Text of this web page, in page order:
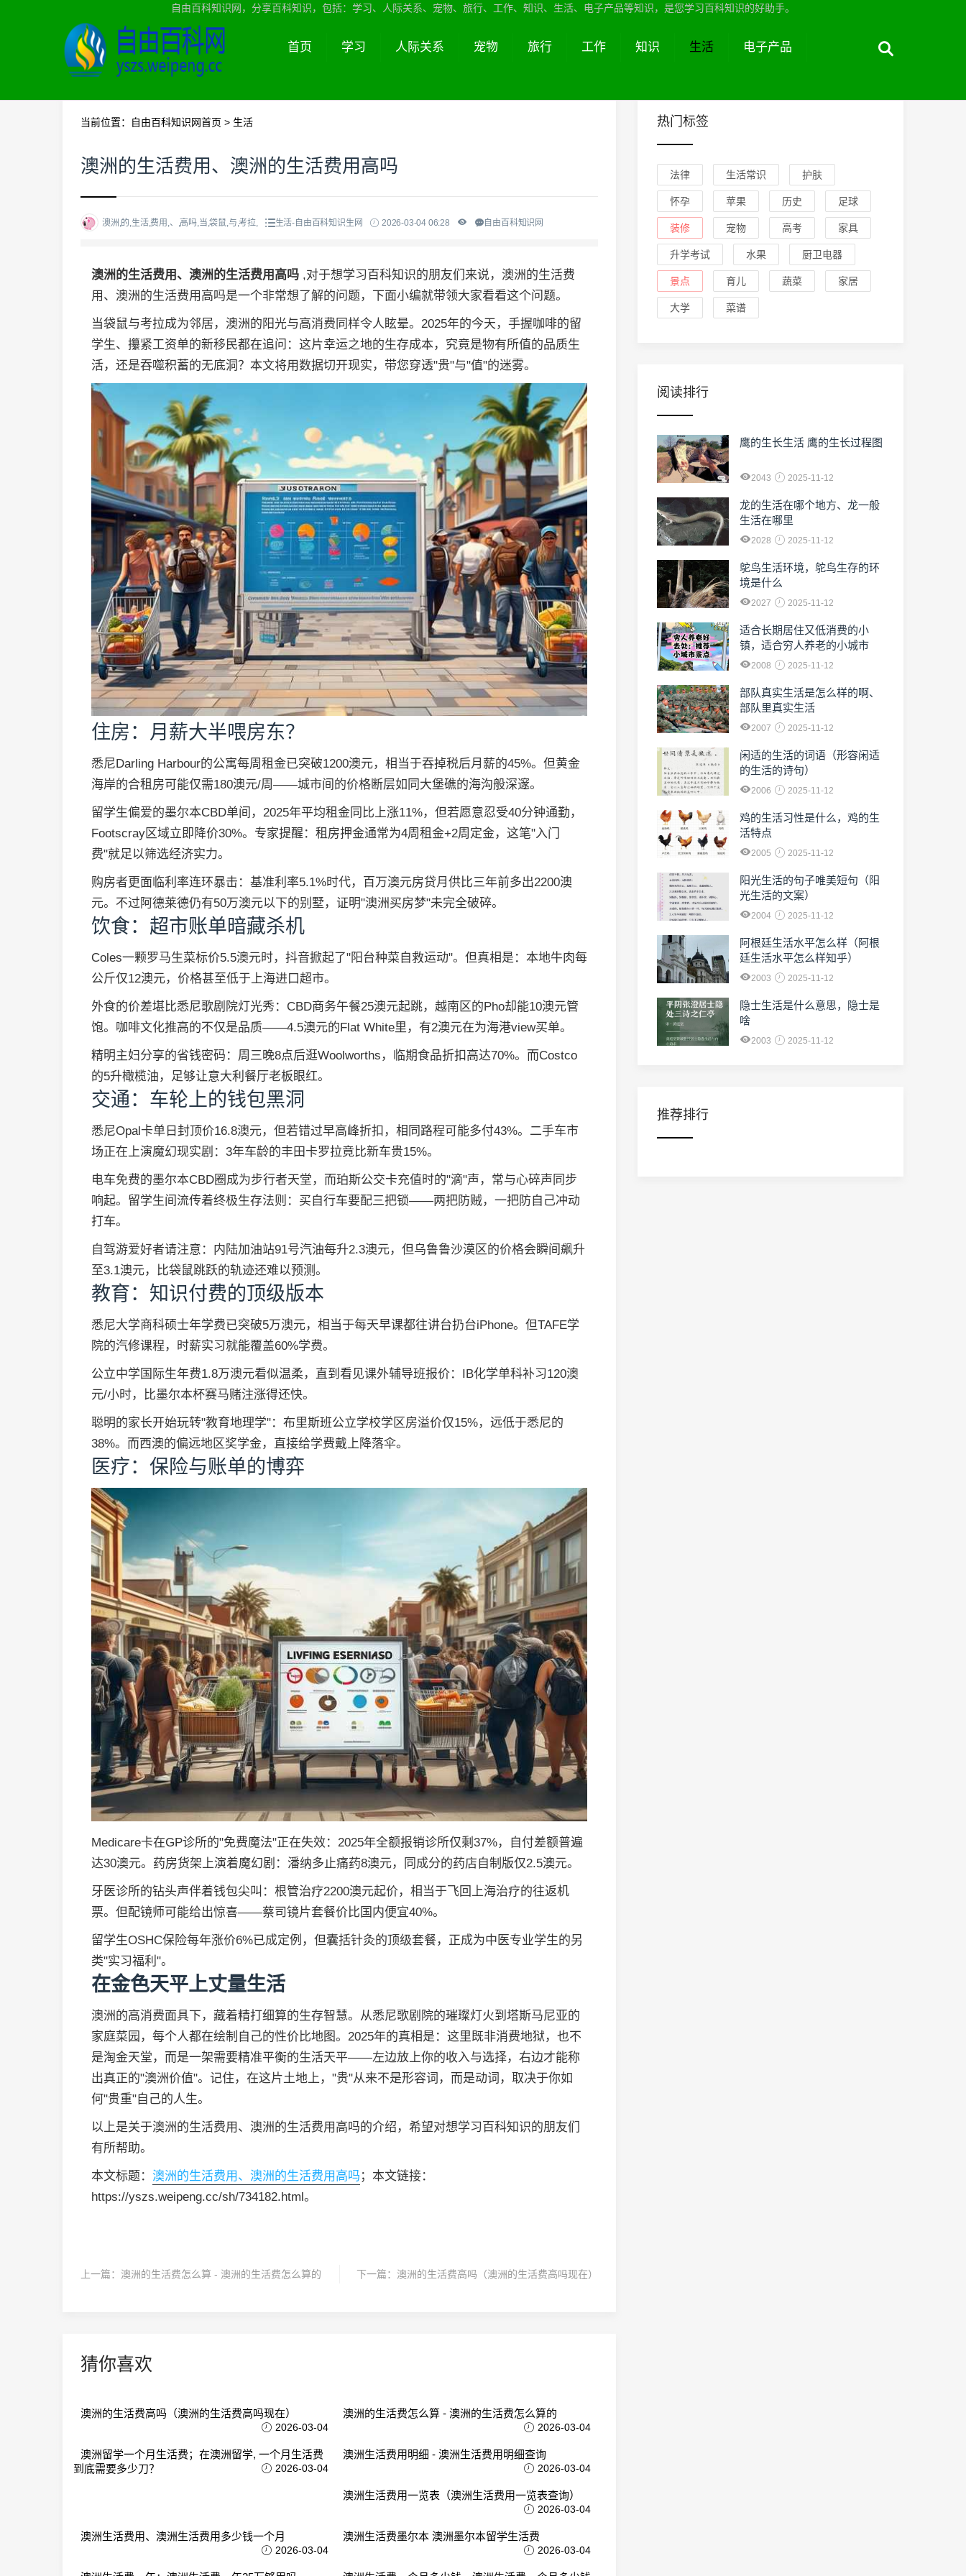
自由百科知识网，分享百科知识，包括：学习、人际关系、宠物、旅行、工作、知识、生活、电子产品等知识，是您学习百科知识的好助手。
首页 学习 人际关系 宠物 旅行 工作 知识 生活 电子产品
当前位置： 自由百科知识网首页 > 生活
澳洲的生活费用、澳洲的生活费用高吗
澳洲,的,生活,费用,、,高吗,当,袋鼠,与,考拉, 生活-自由百科知识生网 2026-03-04 06:28 自由百科知识网
澳洲的生活费用、澳洲的生活费用高吗 ,对于想学习百科知识的朋友们来说，澳洲的生活费
用、澳洲的生活费用高吗是一个非常想了解的问题，下面小编就带领大家看看这个问题。
当袋鼠与考拉成为邻居，澳洲的阳光与高消费同样令人眩晕。2025年的今天，手握咖啡的留
学生、攥紧工资单的新移民都在追问：这片幸运之地的生存成本，究竟是物有所值的品质生
活，还是吞噬积蓄的无底洞？本文将用数据切开现实，带您穿透"贵"与"值"的迷雾。
住房：月薪大半喂房东？
悉尼Darling Harbour的公寓每周租金已突破1200澳元，相当于吞掉税后月薪的45%。但黄金
海岸的合租房可能仅需180澳元/周——城市间的价格断层如同大堡礁的海沟般深邃。
留学生偏爱的墨尔本CBD单间，2025年平均租金同比上涨11%，但若愿意忍受40分钟通勤，
Footscray区域立即降价30%。专家提醒：租房押金通常为4周租金+2周定金，这笔"入门
费"就足以筛选经济实力。
购房者更面临利率连环暴击：基准利率5.1%时代，百万澳元房贷月供比三年前多出2200澳
元。不过阿德莱德仍有50万澳元以下的别墅，证明"澳洲买房梦"未完全破碎。
饮食：超市账单暗藏杀机
Coles一颗罗马生菜标价5.5澳元时，抖音掀起了"阳台种菜自救运动"。但真相是：本地牛肉每
公斤仅12澳元，价格甚至低于上海进口超市。
外食的价差堪比悉尼歌剧院灯光秀：CBD商务午餐25澳元起跳，越南区的Pho却能10澳元管
饱。咖啡文化推高的不仅是品质——4.5澳元的Flat White里，有2澳元在为海港view买单。
精明主妇分享的省钱密码：周三晚8点后逛Woolworths，临期食品折扣高达70%。而Costco
的5升橄榄油，足够让意大利餐厅老板眼红。
交通：车轮上的钱包黑洞
悉尼Opal卡单日封顶价16.8澳元，但若错过早高峰折扣，相同路程可能多付43%。二手车市
场正在上演魔幻现实剧：3年车龄的丰田卡罗拉竟比新车贵15%。
电车免费的墨尔本CBD圈成为步行者天堂，而珀斯公交卡充值时的"滴"声，常与心碎声同步
响起。留学生间流传着终极生存法则：买自行车要配三把锁——两把防贼，一把防自己冲动
打车。
自驾游爱好者请注意：内陆加油站91号汽油每升2.3澳元，但乌鲁鲁沙漠区的价格会瞬间飙升
至3.1澳元，比袋鼠跳跃的轨迹还难以预测。
教育：知识付费的顶级版本
悉尼大学商科硕士年学费已突破5万澳元，相当于每天早课都往讲台扔台iPhone。但TAFE学
院的汽修课程，时薪实习就能覆盖60%学费。
公立中学国际生年费1.8万澳元看似温柔，直到看见课外辅导班报价：IB化学单科补习120澳
元/小时，比墨尔本杯赛马赌注涨得还快。
聪明的家长开始玩转"教育地理学"：布里斯班公立学校学区房溢价仅15%，远低于悉尼的
38%。而西澳的偏远地区奖学金，直接给学费戴上降落伞。
医疗：保险与账单的博弈
Medicare卡在GP诊所的"免费魔法"正在失效：2025年全额报销诊所仅剩37%，自付差额普遍
达30澳元。药房货架上演着魔幻剧：潘纳多止痛药8澳元，同成分的药店自制版仅2.5澳元。
牙医诊所的钻头声伴着钱包尖叫：根管治疗2200澳元起价，相当于飞回上海治疗的往返机
票。但配镜师可能给出惊喜——蔡司镜片套餐价比国内便宜40%。
留学生OSHC保险每年涨价6%已成定例，但囊括针灸的顶级套餐，正成为中医专业学生的另
类"实习福利"。
在金色天平上丈量生活
澳洲的高消费面具下，藏着精打细算的生存智慧。从悉尼歌剧院的璀璨灯火到塔斯马尼亚的
家庭菜园，每个人都在绘制自己的性价比地图。2025年的真相是：这里既非消费地狱，也不
是淘金天堂，而是一架需要精准平衡的生活天平——左边放上你的收入与选择，右边才能称
出真正的"澳洲价值"。记住，在这片土地上，"贵"从来不是形容词，而是动词，取决于你如
何"贵重"自己的人生。
以上是关于澳洲的生活费用、澳洲的生活费用高吗的介绍，希望对想学习百科知识的朋友们
有所帮助。
本文标题： 澳洲的生活费用、澳洲的生活费用高吗 ；本文链接：
https://yszs.weipeng.cc/sh/734182.html。
上一篇： 澳洲的生活费怎么算 - 澳洲的生活费怎么算的 下一篇： 澳洲的生活费高吗（澳洲的生活费高吗现在）
猜你喜欢
澳洲的生活费高吗（澳洲的生活费高吗现在）
2026-03-04
澳洲的生活费怎么算 - 澳洲的生活费怎么算的
2026-03-04
澳洲留学一个月生活费；在澳洲留学, 一个月生活费
到底需要多少刀？
2026-03-04
澳洲生活费用明细 - 澳洲生活费用明细查询
2026-03-04
澳洲生活费用一览表（澳洲生活费用一览表查询）
2026-03-04
澳洲生活费用、澳洲生活费用多少钱一个月
2026-03-04
澳洲生活费墨尔本 澳洲墨尔本留学生活费
2026-03-04
热门标签
法律 生活常识 护肤
怀孕 苹果 历史 足球
装修 宠物 高考 家具
升学考试 水果 厨卫电器
景点 育儿 蔬菜 家居
大学 菜谱
阅读排行
鹰的生长生活 鹰的生长过程图
2043 2025-11-12
龙的生活在哪个地方、龙一般
生活在哪里
2028 2025-11-12
鸵鸟生活环境，鸵鸟生存的环
境是什么
2027 2025-11-12
适合长期居住又低消费的小
镇，适合穷人养老的小城市
2008 2025-11-12
部队真实生活是怎么样的啊、
部队里真实生活
2007 2025-11-12
闲适的生活的词语（形容闲适
的生活的诗句）
2006 2025-11-12
鸡的生活习性是什么，鸡的生
活特点
2005 2025-11-12
阳光生活的句子唯美短句（阳
光生活的文案）
2004 2025-11-12
阿根廷生活水平怎么样（阿根
廷生活水平怎么样知乎）
2003 2025-11-12
隐士生活是什么意思，隐士是
啥
2003 2025-11-12
推荐排行